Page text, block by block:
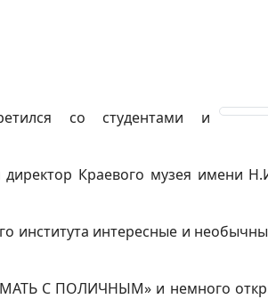
со студентами и
Краевого музея имени
института интересные и
С ПОЛИЧНЫМ» и немного